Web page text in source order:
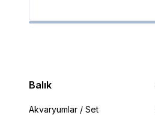
Balık
Akvaryumlar / Set